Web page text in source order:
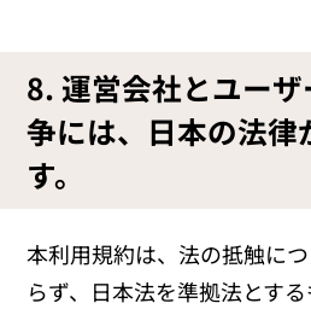
8. 運営会社とユー
争には、日本の法律
す。
本利用規約は、法の抵触に
らず、日本法を準拠法とす